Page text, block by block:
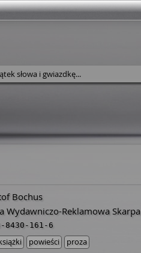
Bochus
Wydawniczo-Reklamowa
8430-161-6
powieści proza